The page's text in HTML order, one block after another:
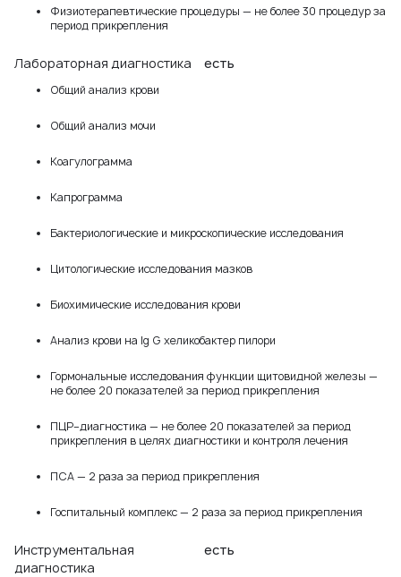
Физиотерапевтические процедуры — не более 30 процедур за
период прикрепления
Лабораторная диагностика есть
Общий анализ крови
Общий анализ мочи
Коагулограмма
Капрограмма
Бактериологические и микроскопические исследования
Цитологические исследования мазков
Биохимические исследования крови
Анализ крови на Ig G хеликобактер пилори
Гормональные исследования функции щитовидной железы —
не более 20 показателей за период прикрепления
ПЦР–диагностика — не более 20 показателей за период
прикрепления в целях диагностики и контроля лечения
ПСА — 2 раза за период прикрепления
Госпитальный комплекс — 2 раза за период прикрепления
Инструментальная
диагностика
есть